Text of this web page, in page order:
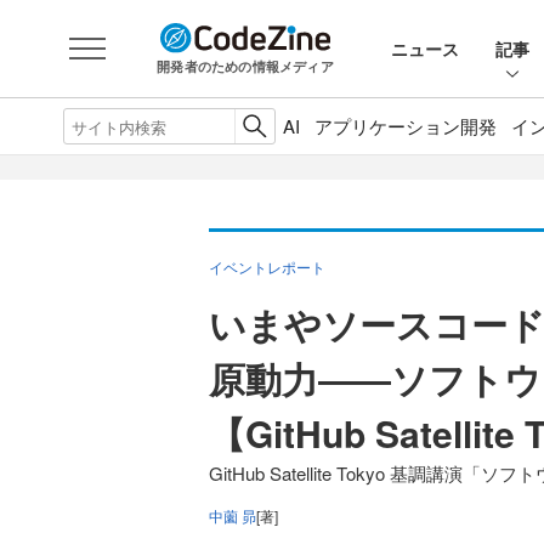
開発者のための情報メディア
ニュース 記事
AI アプリケーション開発 イ
イベントレポート
いまやソースコー
原動力――ソフト
【GitHub Satellite
GitHub Satellite Tokyo 基調講演「ソフ
中薗 昴[著]